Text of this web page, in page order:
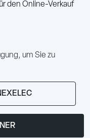
den Online-Verkauf
um Sie zu